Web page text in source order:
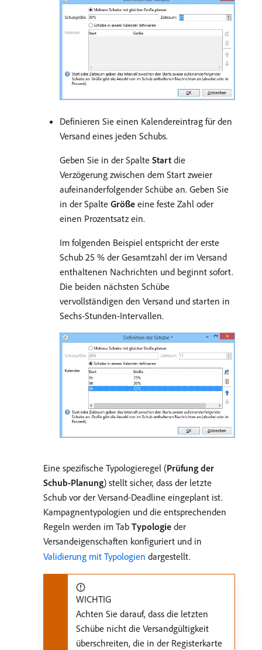
Definieren Sie einen Kalendereintrag für den
Versand eines jeden Schubs.
Geben Sie in der Spalte Start die
Verzögerung zwischen dem Start zweier
aufeinanderfolgender Schübe an. Geben Sie
in der Spalte Größe eine feste Zahl oder
einen Prozentsatz ein.
Im folgenden Beispiel entspricht der erste
Schub 25 % der Gesamtzahl der im Versand
enthaltenen Nachrichten und beginnt sofort.
Die beiden nächsten Schübe
vervollständigen den Versand und starten in
Sechs-Stunden-Intervallen.
Eine spezifische Typologieregel (Prüfung der
Schub-Planung) stellt sicher, dass der letzte
Schub vor der Versand-Deadline eingeplant ist.
Kampagnentypologien und die entsprechenden
Regeln werden im Tab Typologie der
Versandeigenschaften konfiguriert und in
Validierung mit Typologien dargestellt.
WICHTIG
Achten Sie darauf, dass die letzten
Schübe nicht die Versandgültigkeit
überschreiten, die in der Registerkarte